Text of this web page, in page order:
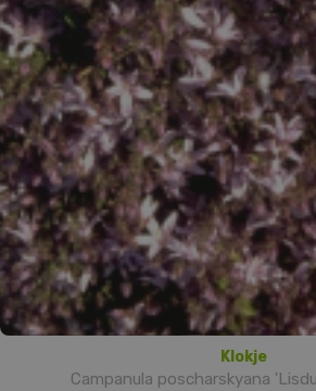
Klokje
Campanula poscharskyana